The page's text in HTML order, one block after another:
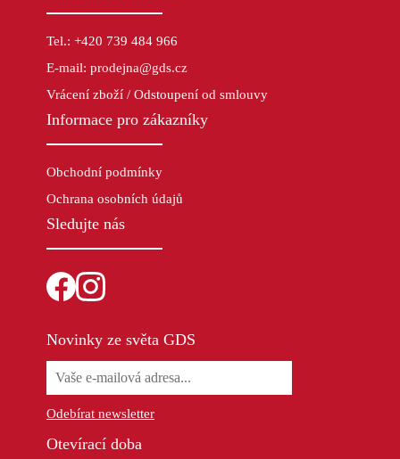
Tel.: +420 739 484 966
E-mail: prodejna@gds.cz
Vrácení zboží / Odstoupení od smlouvy
Informace pro zákazníky
Obchodní podmínky
Ochrana osobních údajů
Sledujte nás
Novinky ze světa GDS
Odebírat newsletter
Otevírací doba